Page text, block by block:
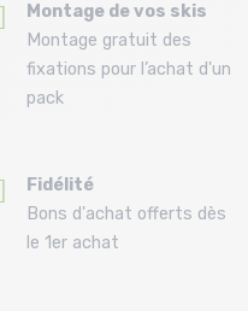
Montage de vos skis
Montage gratuit des
fixations pour l’achat d'un
pack
Fidélité
Bons d'achat offerts dès
le 1er achat